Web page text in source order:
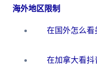
海外地区限制